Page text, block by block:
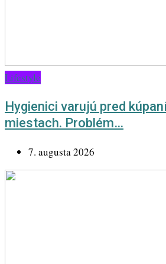
Lifestyle
Hygienici varujú pred
miestach. Problém…
7. augusta 2026